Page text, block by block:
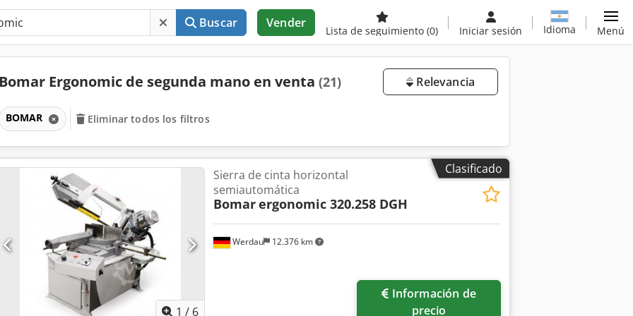
Buscar Vender
Lista de seguimiento (0) Iniciar sesión Idioma Menú
Bomar Ergonomic de segunda mano en venta (21) Relevancia
BOMAR Eliminar todos los filtros
Clasificado
1 / 6
Werdau 12.376 km
Sierra de cinta horizontal
semiautomática
Bomarergonomic 320.258 DGH
precio